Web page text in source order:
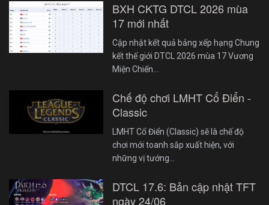
BXH CKTG DTCL 2026 mùa
17 mới nhất
Cập nhật kết quả bảng xếp hạng Chung
kết thế giới DTCL 2026 mùa 17 Vương
Miện Chiến…
Chế độ chơi LMHT Cổ Điển -
Classic
LMHT Cổ Điển (Classic) sẽ là chế độ
chơi mới toanh sắp xuất hiện, với
những vị tướng…
DTCL 17.6: Bản cập nhật TFT
ngày 24/06